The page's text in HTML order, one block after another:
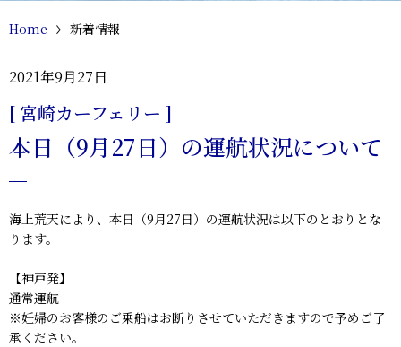
Home 新着情報
2021年9月27日
[ 宮崎カーフェリー ]
本日（9月27日）の運航状況について
海上荒天により、本日（9月27日）の運航状況は以下のとおりとな
ります。
【神戸発】
通常運航
※妊婦のお客様のご乗船はお断りさせていただきますので予めご了
承ください。